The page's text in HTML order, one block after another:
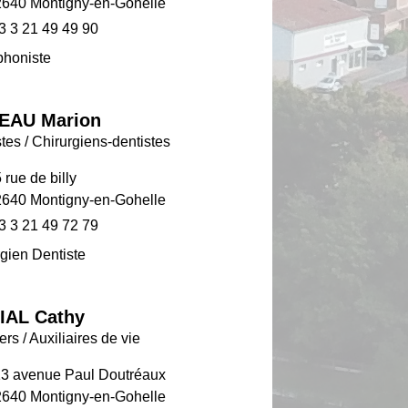
3 21 49 49 90
Marion
/ Chirurgiens-dentistes
rue de billy
Montigny-en-Gohelle
3 21 49 72 79
Dentiste
Cathy
/ Auxiliaires de vie
avenue Paul Doutréaux
Montigny-en-Gohelle